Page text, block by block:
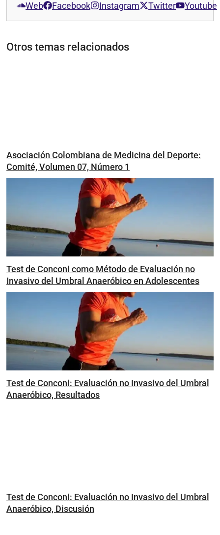
Web Facebook Instagram Twitter Youtube
Otros temas relacionados
Asociación Colombiana de Medicina del Deporte:
Comité, Volumen 07, Número 1
Test de Conconi como Método de Evaluación no
Invasivo del Umbral Anaeróbico en Adolescentes
Test de Conconi: Evaluación no Invasivo del Umbral
Anaeróbico, Resultados
Test de Conconi: Evaluación no Invasivo del Umbral
Anaeróbico, Discusión